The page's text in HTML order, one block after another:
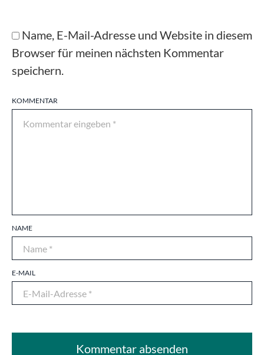
KOMMENTAR
NAME
E-MAIL
Name, E-Mail-Adresse und Website in diesem
Browser für meinen nächsten Kommentar
speichern.